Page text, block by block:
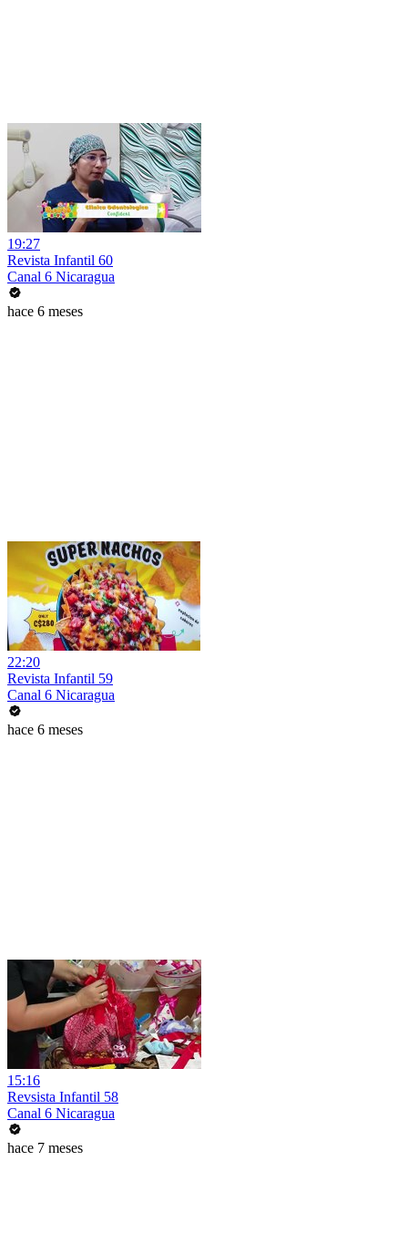
19:27
Revista Infantil 60
Canal 6 Nicaragua
hace 6 meses
22:20
Revista Infantil 59
Canal 6 Nicaragua
hace 6 meses
15:16
Revsista Infantil 58
Canal 6 Nicaragua
hace 7 meses